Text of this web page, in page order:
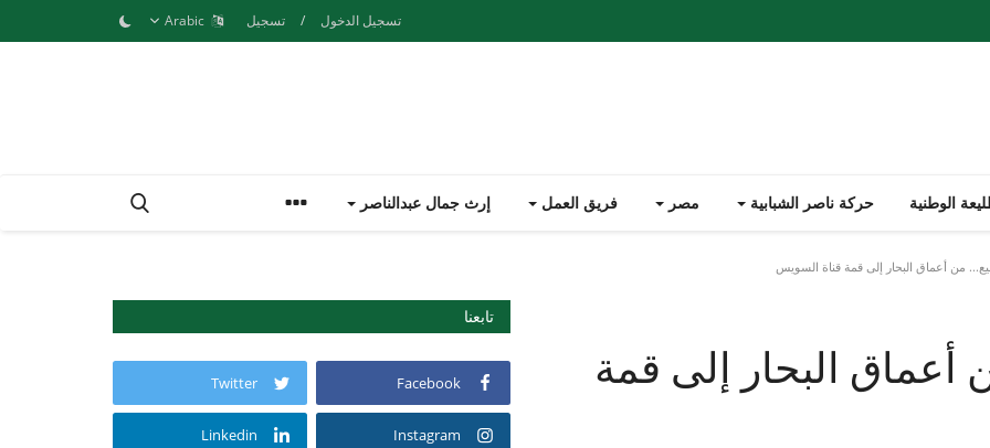
تسجيل الدخول / تسجيل
الوطنية حركة ناصر الشبابية مصر فريق العمل إرث جمال عبدالناصر
من أعماق البحار إلى قمة قناة السويس
أعماق البحار إلى قمة
تابعنا
Facebook
Twitter
Instagram
Linkedin